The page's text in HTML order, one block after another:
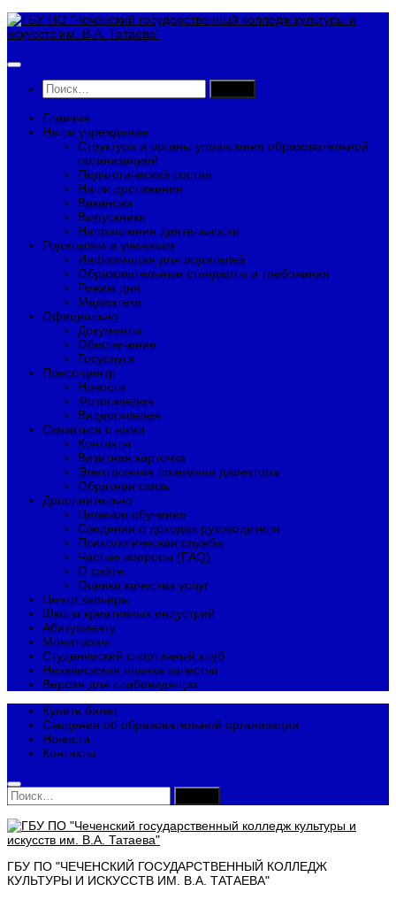
Перейти
к
Найти:
Главная
Наше учреждение
Структура и органы управления образовательной
организацией
Педагогический состав
Наши достижения
Вакансии
Выпускники
Направления деятельности
Родителям и ученикам
Информация для родителей
Образовательные стандарты и требования
Режим дня
Медиатека
Официально
Документы
Обеспечение
Госуслуги
Пресс-центр
Новости
Фотогалерея
Видеогалерея
Связаться с нами
Контакты
Визитная карточка
Электронная приемная директора
Обратная связь
Дополнительно
Целевое обучение
Сведения о доходах руководителя
Психологическая служба
Частые вопросы (FAQ)
О сайте
Оценка качества услуг
Центр карьеры
Школа креативных индустрий
Абитуриенту
Мониторинг
Студенческий спортивный клуб
Независимая оценка качества
Версия для слабовидящих
Купить билет
Сведения об образовательной организации
Новости
Контакты
Найти:
ГБУ ПО "ЧЕЧЕНСКИЙ ГОСУДАРСТВЕННЫЙ КОЛЛЕДЖ
КУЛЬТУРЫ И ИСКУССТВ ИМ. В.А. ТАТАЕВА"